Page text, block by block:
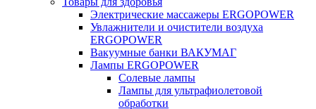
Электрические массажеры ERGOPOWER
Увлажнители и очистители воздуха
ERGOPOWER
Вакуумные банки ВАКУМАГ
Лампы ERGOPOWER
Солевые лампы
Лампы для ультрафиолетовой
обработки